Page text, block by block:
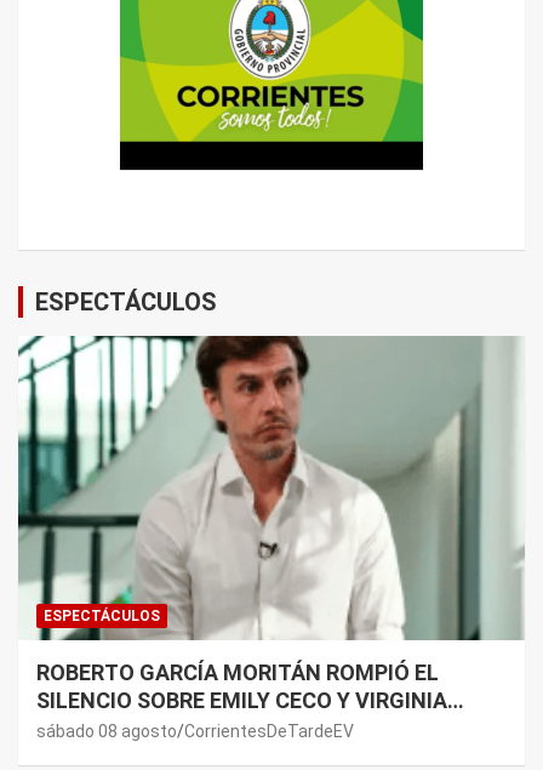
ESPECTÁCULOS
ESPECTÁCULOS
ROBERTO GARCÍA MORITÁN ROMPIÓ EL
SILENCIO SOBRE EMILY CECO Y VIRGINIA
GALLARDO: “DEDÍQUENSE A SUS VIDAS”
sábado 08 agosto CorrientesDeTardeEV